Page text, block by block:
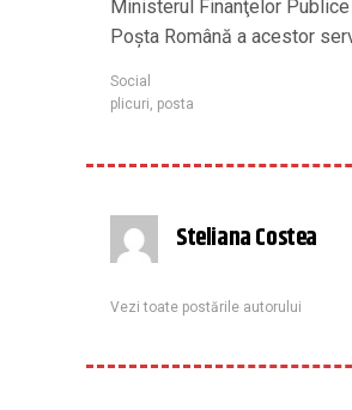
Ministerul Finanţelor
Poşta Română a acestor
Social
plicuri, posta
Steliana Costea
Vezi toate postările autorului